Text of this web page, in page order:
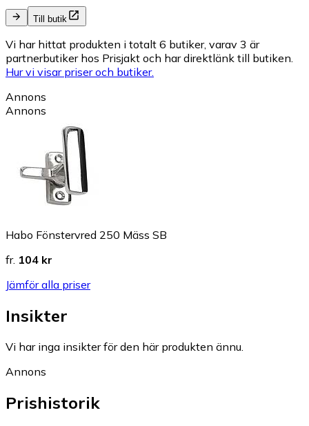
Till butik
Vi har hittat produkten i totalt 6 butiker, varav 3 är
partnerbutiker hos Prisjakt och har direktlänk till butiken.
Hur vi visar priser och butiker.
Annons
Annons
Habo Fönstervred 250 Mäss SB
fr. 104 kr
Jämför alla priser
Insikter
Vi har inga insikter för den här produkten ännu.
Annons
Prishistorik